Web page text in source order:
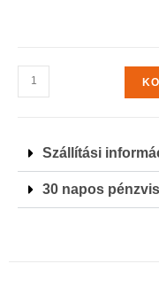
Szállítási
30 napos